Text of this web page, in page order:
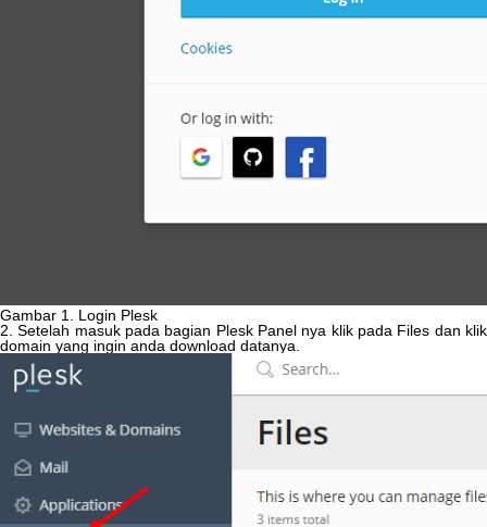
Gambar 1 Login Plesk
2 Setelah masuk pada bagian Plesk Panel nya klik pada Files dan klik
domain yang ingin anda download datanya